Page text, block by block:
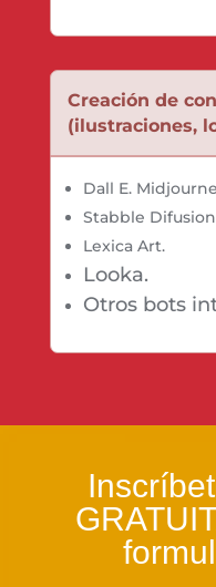
Creación de
(ilustraciones,
Dall E.
Stabble
Lexica Art.
Looka.
Otros bots